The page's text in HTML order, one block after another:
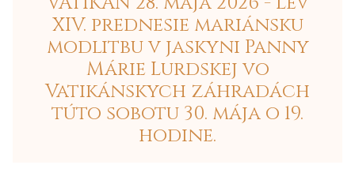
XIV. prednesie mariánsku
modlitbu v jaskyni Panny
Márie Lurdskej vo
Vatikánskych záhradách
túto sobotu 30. mája o 19.
hodine.